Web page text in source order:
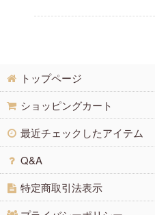
ピンク・桃色の天然石・パワース
白・透明色の天然石・パワーストーン
黒・茶色の天然石・パワーストーン
トップページ
ショッピングカート
最近チェックしたアイテム
Q&A
特定商取引法表示